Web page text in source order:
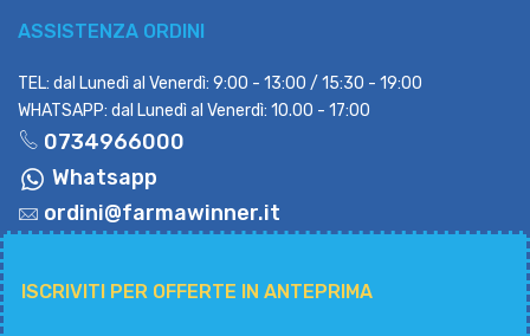
ASSISTENZA ORDINI
TEL: dal Lunedì al Venerdì: 9:00 - 13:00 / 15:30 - 19:00
WHATSAPP: dal Lunedì al Venerdì: 10.00 - 17:00
0734966000
Whatsapp
ordini@farmawinner.it
ISCRIVITI PER OFFERTE IN ANTEPRIMA